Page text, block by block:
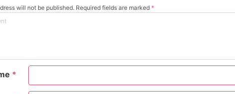
will not be published. Required fields are marked *
*